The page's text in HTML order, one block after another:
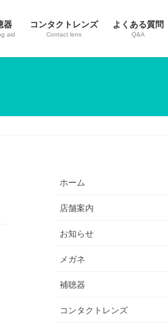
器
aid
コンタクトレンズ
Contact lens
よくある質問
Q&A
ホーム
店舗案内
お知らせ
メガネ
補聴器
コンタクトレンズ